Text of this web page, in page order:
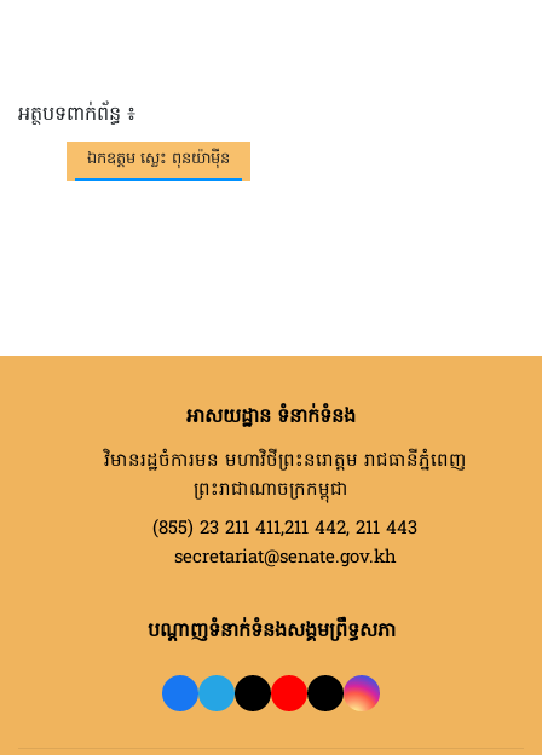
អត្ថបទពាក់ព័ន្ធ ៖
ឯកឧត្តម ស្លេះ ពុនយ៉ាមុីន
អាសយដ្ឋាន ទំនាក់ទំនង
វិមានរដ្ឋចំការមន មហាវិថីព្រះនរោត្តម រាជធានីភ្នំពេញ
ព្រះរាជាណាចក្រកម្ពុជា
(855) 23 211 411,211 442, 211 443
secretariat@senate.gov.kh
បណ្តាញទំនាក់ទំនងសង្គមព្រឹទ្ធសភា